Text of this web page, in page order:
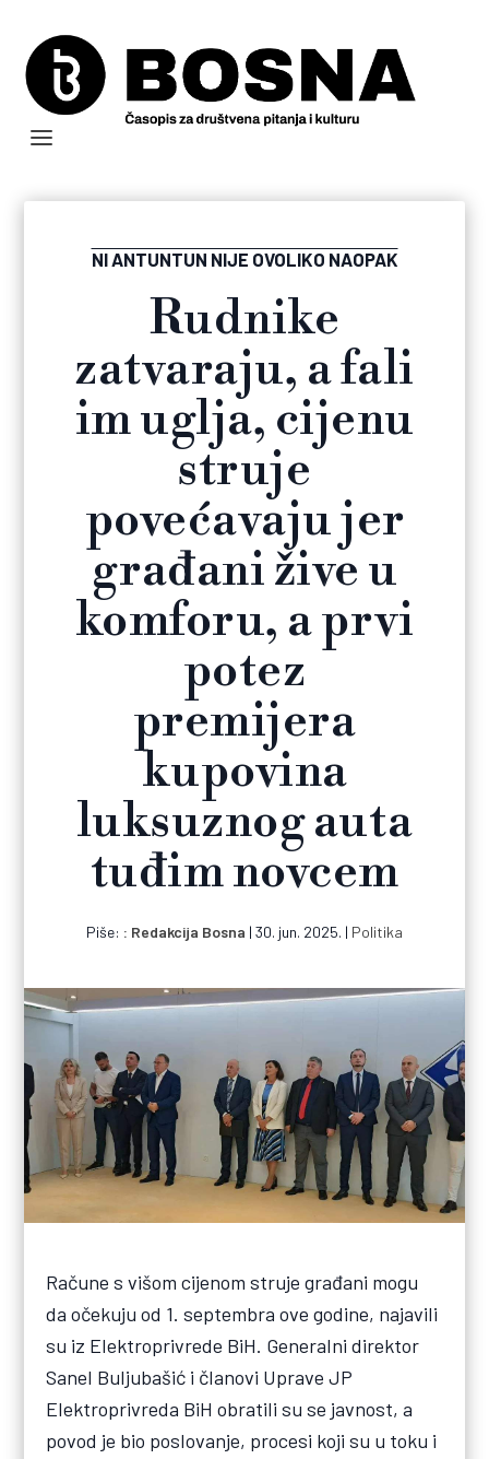
NI ANTUNTUN NIJE OVOLIKO NAOPAK
Rudnike
zatvaraju, a fali
im uglja, cijenu
struje
povećavaju jer
građani žive u
komforu, a prvi
potez
premijera
kupovina
luksuznog auta
tuđim novcem
Piše: Redakcija Bosna | 30. jun. 2025. | Politika
Račune s višom cijenom struje građani mogu
da očekuju od 1. septembra ove godine, najavili
su iz Elektroprivrede BiH. Generalni direktor
Sanel Buljubašić i članovi Uprave JP
Elektroprivreda BiH obratili su se javnost, a
povod je bio poslovanje, procesi koji su u toku i